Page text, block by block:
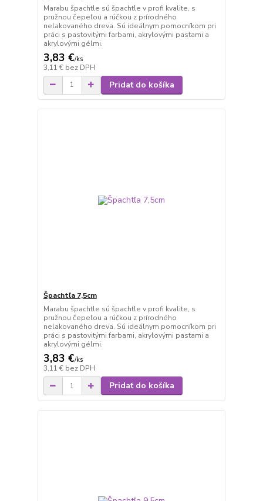
Marabu špachtle sú špachtle v profi kvalite, s
pružnou čepeľou a rúčkou z prírodného
nelakovaného dreva. Sú ideálnym pomocníkom pri
práci s pastovitými farbami, akrylovými pastami a
akrylovými gélmi.
3,83 €/ks
3,11 € bez DPH
Pridať do košíka
Špachtľa 7,5cm
Marabu špachtle sú špachtle v profi kvalite, s
pružnou čepeľou a rúčkou z prírodného
nelakovaného dreva. Sú ideálnym pomocníkom pri
práci s pastovitými farbami, akrylovými pastami a
akrylovými gélmi.
3,83 €/ks
3,11 € bez DPH
Pridať do košíka